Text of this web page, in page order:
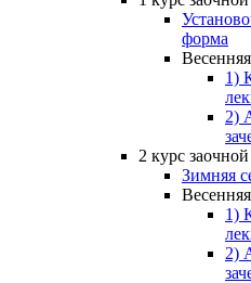
форма
1)
2)
2 курс
Зимняя
1)
2)